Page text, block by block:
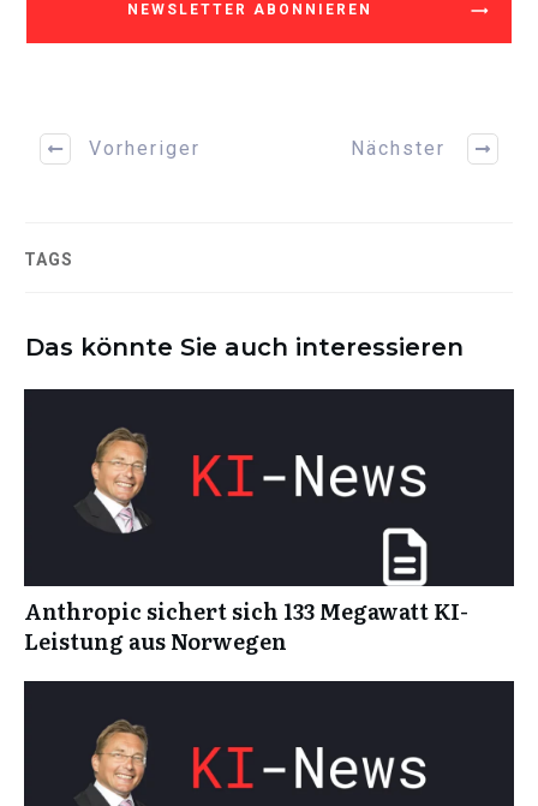
NEWSLETTER ABONNIEREN
Vorheriger Nächster
TAGS
Das könnte Sie auch interessieren
Anthropic sichert sich 133 Megawatt KI-
Leistung aus Norwegen